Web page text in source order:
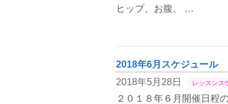
ヒップ、お腹、 …
2018年6月スケジュール
2018年5月28日
レッスンス
２０１８年６月開催日程